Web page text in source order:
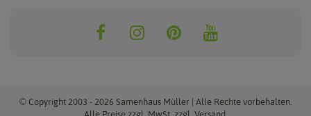
Exotische Samen
Rasensamen
ReNatura Vogelwelt
© Copyright 2003 - 2026 Samenhaus Müller | Alle Rechte vorbehalten.